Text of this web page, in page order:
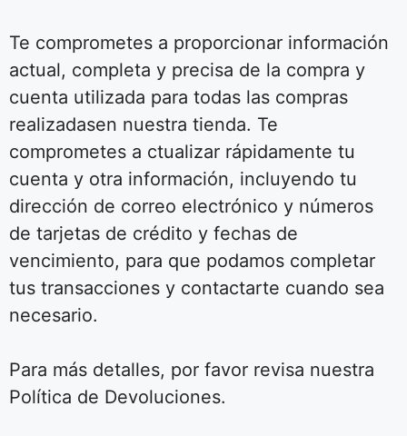
Te comprometes a proporcionar información
actual, completa y precisa de la compra y
cuenta utilizada para todas las compras
realizadasen nuestra tienda. Te
comprometes a ctualizar rápidamente tu
cuenta y otra información, incluyendo tu
dirección de correo electrónico y números
de tarjetas de crédito y fechas de
vencimiento, para que podamos completar
tus transacciones y contactarte cuando sea
necesario.
Para más detalles, por favor revisa nuestra
Política de Devoluciones.